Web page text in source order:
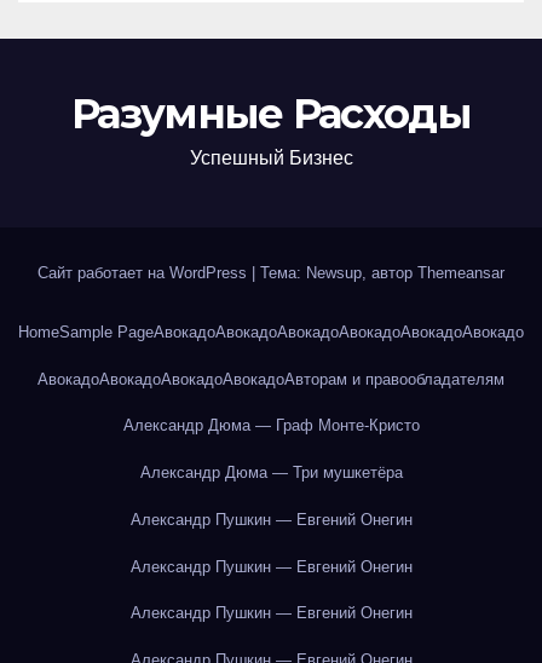
Разумные Расходы
Успешный Бизнес
Сайт работает на WordPress Тема: Newsup, автор Themeansar
HomeSample PageАвокадоАвокадоАвокадоАвокадоАвокадоАвокадо
АвокадоАвокадоАвокадоАвокадоАвторам и правообладателям
Александр Дюма — Граф Монте-Кристо
Александр Дюма — Три мушкетёра
Александр Пушкин — Евгений Онегин
Александр Пушкин — Евгений Онегин
Александр Пушкин — Евгений Онегин